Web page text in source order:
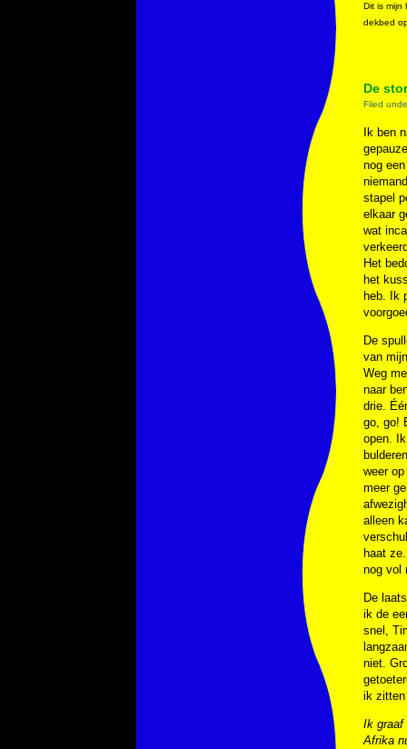
Dit is mijn
dekbed
De
Filed
Ik ben
nog
stapel
elkaar
wat
Het
het
heb. Ik
De
van
Weg
naar
drie.
go, go!
open.
weer
meer
alleen
haat
nog vol
De
ik de
snel,
niet.
ik zitten
Ik graaf
Afrika